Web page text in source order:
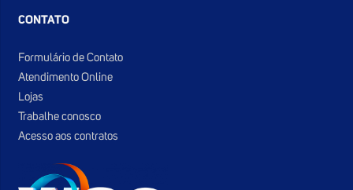
CONTATO
Formulário de Contato
Atendimento Online
Lojas
Trabalhe conosco
Acesso aos contratos